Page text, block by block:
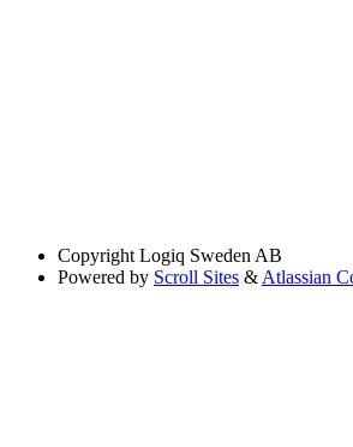
Copyright Logiq Sweden AB
Powered by Scroll Sites & Atlassian